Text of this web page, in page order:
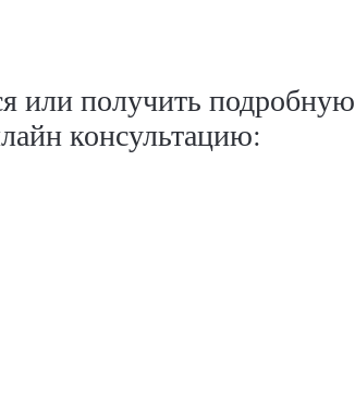
или получить подробную
консультацию: